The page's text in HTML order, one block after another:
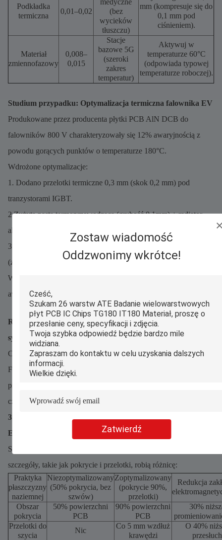
Zostaw wiadomość
Oddzwonimy wkrótce!
Zatwierdź
Podkładka
termiczna
0,01–0,02
medyczne
(bez
wycieków
tłuszczu)
mm (kompresuje się do
0,1 mm pod
ciśnieniem).
Materiał
zmiennofazowy
0,008–
0,015
Stacje
bazowe 5G
(szeroki
zakres
temperatur)
Aktywuj w
temperaturze 60°C
(odpowiada typowej
temperaturze roboczej).
Studium przypadku: Optymalizacja termiczna falownika EV
Produkowane przez producenta płytki PCB AlN DCB do
falowników 800 V charakteryzowały się 12% awaryjnością z
powodu gorących punktów o temperaturze 180°C.
Wdrożone optymalizacje:
1. Dodano przelotki termiczne 0,3 mm (skok 0,2 mm) pod
tranzystorami IGBT.
2.Zużyta pasta termoprzewodząca (grubość 0,1mm) + radiator
aluminiowy.
3. Zwiększona szerokość ścieżki miedzi z 2 mm do 3 mm
(zmniejszenie strat przewodzenia).
Wynik: temperatura gorącego punktu spadła do 85°C; wskaźnik
awaryjności spadł do 1,2%.
Rozdział 3: Optymalizacja projektu EMI/EMC – utrzymuj
sygnały w czystości
Ceramiczne płytki PCB zapewniają lepszą wydajność EMI niż
FR4, ale nadal wymagają optymalizacji, aby uniknąć
przesłuchów i zakłóceń, szczególnie w konstrukcjach o wysokiej
częstotliwości.
3.1 Optymalizacja płaszczyzny uziemienia (podstawa kontroli
EMI)
Solidna płaszczyzna podłoża nie podlega negocjacjom, ale
szczegóły, takie jak pokrycie i przelotki, robią różnicę:
Praktyka
płaszczyzny
naziemnej
Niezoptymalizowany
(50% pokrycia, bez
szwów)
Zoptymalizowany
(pokrycie 90%,
przelotki)
Redukcja
Obszar
pokrycia
50% powierzchni
PCB
90% powierzchni
PCB
30%
Przelotki do
szycia
Nic
Co 5 mm wzdłuż
krawędzi
O 40%
przesłuch